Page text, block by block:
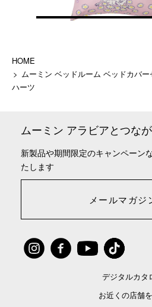
HOME
ムーミン ベッドルーム ベッドカバ
ハーツ
ムーミン アラビアとつな
新製品や期間限定のキャンペーン
たします
メールマガジ
デジタルカタ
お近くの店舗